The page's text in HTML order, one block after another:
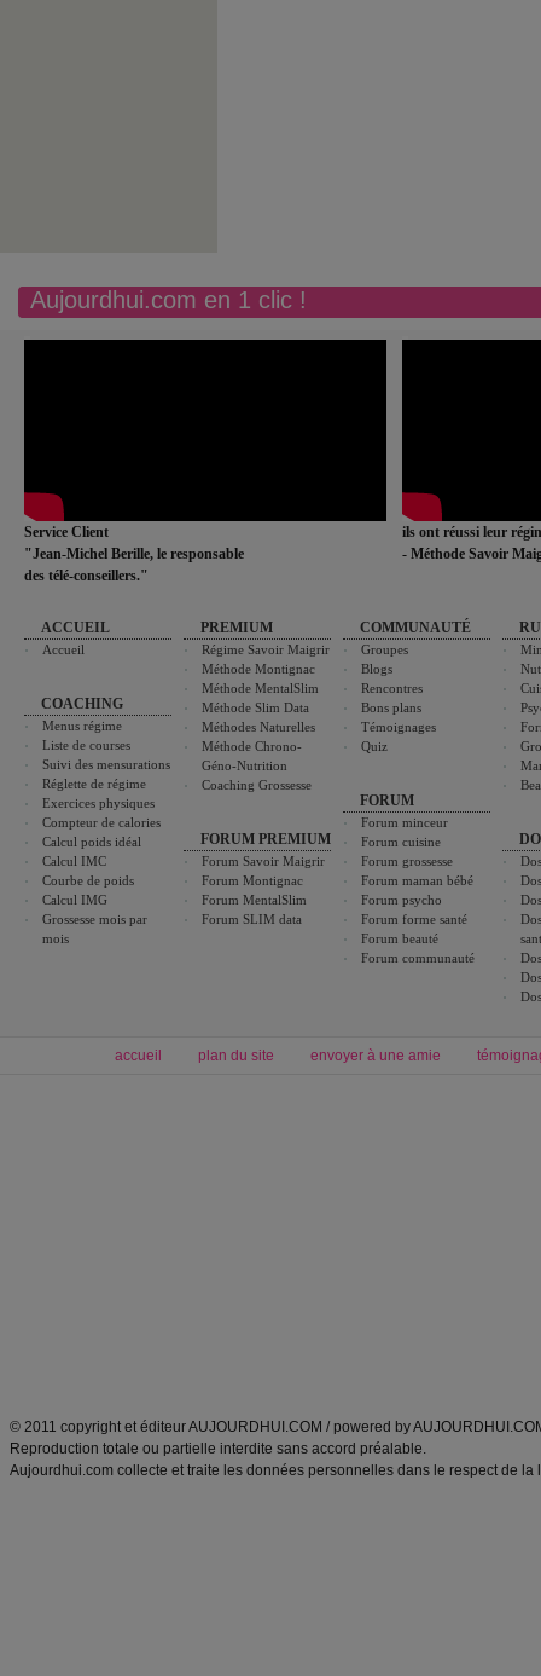
Aujourdhui.com en 1 clic !
Service Client
"Jean-Michel Berille, le responsable
des télé-conseillers."
ils ont réussi leur
- Méthode Savoir
ACCUEIL
Accueil
COACHING
Menus régime
Liste de courses
Suivi des mensurations
Réglette de régime
Exercices physiques
Compteur de calories
Calcul poids idéal
Calcul IMC
Courbe de poids
Calcul IMG
Grossesse mois par
mois
PREMIUM
Régime Savoir Maigrir
Méthode Montignac
Méthode MentalSlim
Méthode Slim Data
Méthodes Naturelles
Méthode Chrono-
Géno-Nutrition
Coaching Grossesse
FORUM PREMIUM
Forum Savoir Maigrir
Forum Montignac
Forum MentalSlim
Forum SLIM data
COMMUNAUTÉ
Groupes
Blogs
Rencontres
Bons plans
Témoignages
Quiz
FORUM
Forum minceur
Forum cuisine
Forum grossesse
Forum maman bébé
Forum psycho
Forum forme santé
Forum beauté
Forum communauté
accueil plan du site envoyer à une amie
© 2011 copyright et éditeur AUJOURDHUI.COM / powered by
Reproduction totale ou partielle interdite sans accord préalable.
Aujourdhui.com collecte et traite les données personnelles dans le respect de